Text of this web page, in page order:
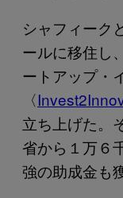
シャフィーク
ールに移住し
ートアップ・
〈
立ち上げた。
省から１万６
強の助成金も